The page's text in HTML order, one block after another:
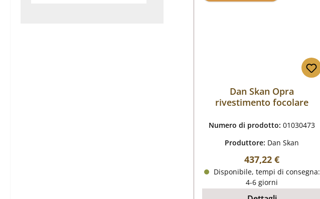
Dan Skan Opra
rivestimento focolare
Numero di prodotto:01030473
Produttore: Dan Skan
Prezzo normale:
437,22 €
Disponibile, tempi di consegna:
4-6 giorni